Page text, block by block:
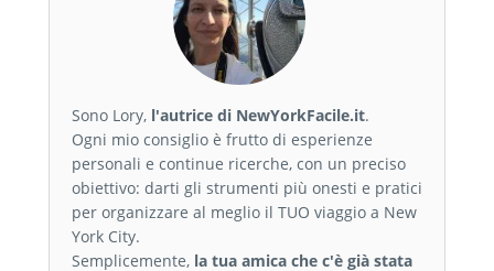
Sono Lory, l'autrice di NewYorkFacile.it.
Ogni mio consiglio è frutto di esperienze
personali e continue ricerche, con un preciso
obiettivo: darti gli strumenti più onesti e pratici
per organizzare al meglio il TUO viaggio a New
York City.
Semplicemente, la tua amica che c'è già stata